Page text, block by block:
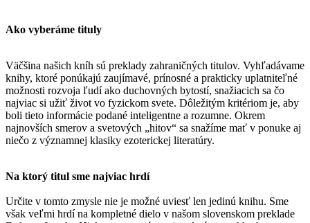
Ako vyberáme tituly
Väčšina našich kníh sú preklady zahraničných titulov. Vyhľadávame
knihy, ktoré ponúkajú zaujímavé, prínosné a prakticky uplatniteľné
možnosti rozvoja ľudí ako duchovných bytostí, snažiacich sa čo
najviac si užiť život vo fyzickom svete. Dôležitým kritériom je, aby
boli tieto informácie podané inteligentne a rozumne. Okrem
najnovších smerov a svetových „hitov“ sa snažíme mať v ponuke aj
niečo z významnej klasiky ezoterickej literatúry.
Na ktorý titul sme najviac hrdí
Určite v tomto zmysle nie je možné uviesť len jedinú knihu. Sme
však veľmi hrdí na kompletné dielo v našom slovenskom preklade